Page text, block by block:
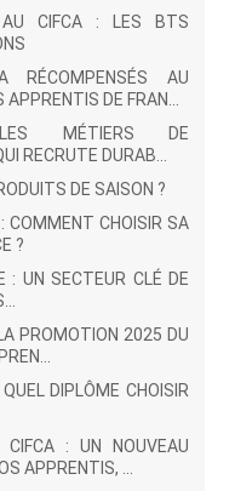
AU CIFCA : LES BTS
RÉCOMPENSÉS AU
APPRENTIS DE FRAN...
LES MÉTIERS DE
RECRUTE DURAB...
DE SAISON ?
COMMENT CHOISIR SA
?
: UN SECTEUR CLÉ DE
PROMOTION 2025 DU
DIPLÔME CHOISIR
: UN NOUVEAU
APPRENTIS, ...